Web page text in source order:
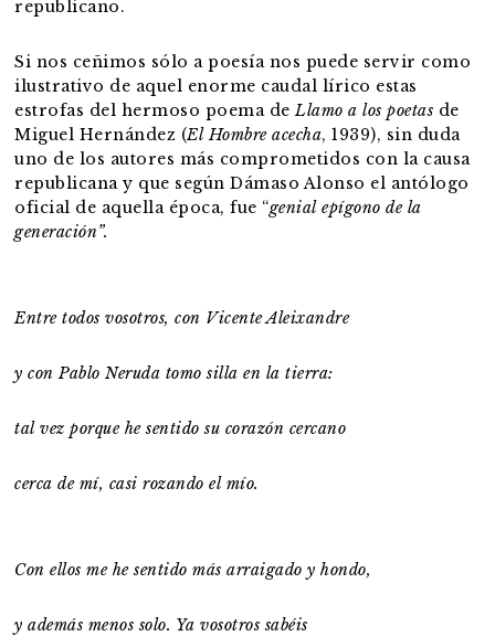
republicano.
Si nos ceñimos sólo a poesía nos puede servir como
ilustrativo de aquel enorme caudal lírico estas
estrofas del hermoso poema deLlamo a los poetas de
Miguel Hernández (El Hombre acecha, 1939), sin duda
uno de los autores más comprometidos con la causa
republicana y que según Dámaso Alonso el antólogo
oficial de aquella época, fue “genial epígono de la
generación”.
Entre todos vosotros, con Vicente Aleixandre
y con Pablo Neruda tomo silla en la tierra:
tal vez porque he sentido su corazón cercano
cerca de mí, casi rozando el mío.
Con ellos me he sentido más arraigado y hondo,
y además menos solo. Ya vosotros sabéis